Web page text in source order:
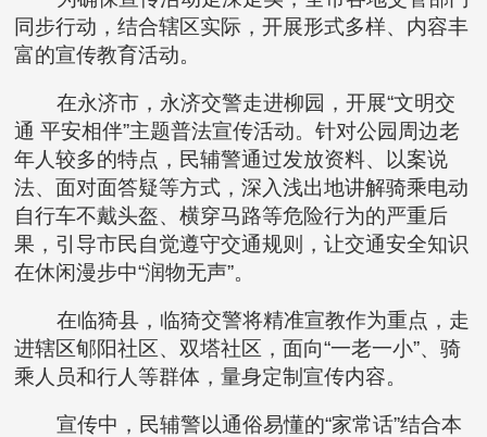
同步行动，结合辖区实际，开展形式多样、内容丰
富的宣传教育活动。
在永济市，永济交警走进柳园，开展“文明交
通 平安相伴”主题普法宣传活动。针对公园周边老
年人较多的特点，民辅警通过发放资料、以案说
法、面对面答疑等方式，深入浅出地讲解骑乘电动
自行车不戴头盔、横穿马路等危险行为的严重后
果，引导市民自觉遵守交通规则，让交通安全知识
在休闲漫步中“润物无声”。
在临猗县，临猗交警将精准宣教作为重点，走
进辖区郇阳社区、双塔社区，面向“一老一小”、骑
乘人员和行人等群体，量身定制宣传内容。
宣传中，民辅警以通俗易懂的“家常话”结合本